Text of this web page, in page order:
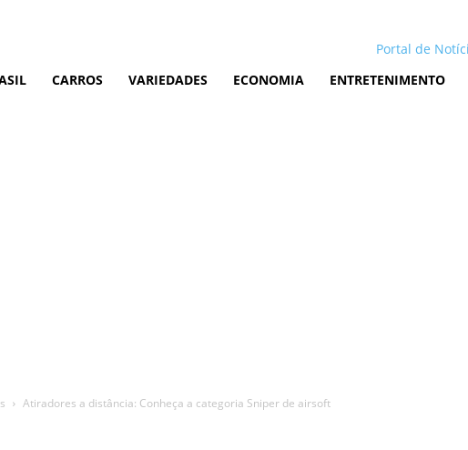
Portal de
CARROS VARIEDADES ECONOMIA ENTRETENIMENTO
Atiradores a distância: Conheça a categoria Sniper de airsoft